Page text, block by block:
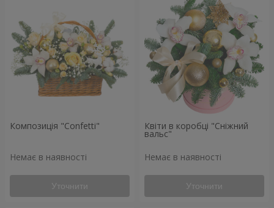
Композиція "Confetti"
Немає в наявності
Уточнити
Квіти в коробці "Сніжний
вальс"
Немає в наявності
Уточнити